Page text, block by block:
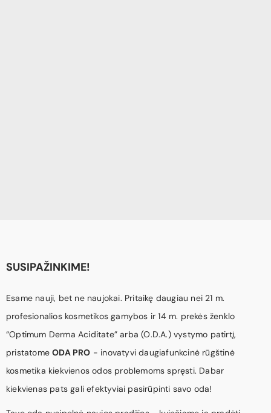
SUSIPAŽINKIME!
Esame nauji, bet ne naujokai. Pritaikę daugiau nei 21 m.
profesionalios kosmetikos gamybos ir 14 m. prekės ženklo
“Optimum Derma Aciditate” arba (O.D.A.) vystymo patirtį,
pristatomeODA PRO - inovatyvi daugiafunkcinė rūgštinė
kosmetika kiekvienos odos problemoms spręsti. Dabar
kiekvienas pats gali efektyviai pasirūpinti savo oda!